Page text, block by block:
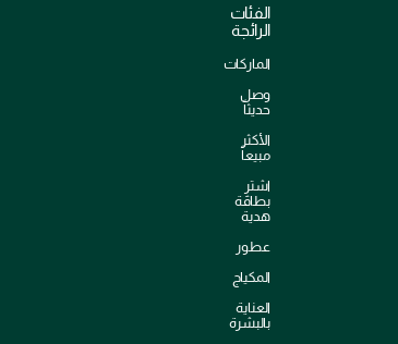
الفئات
الرائجة
الماركات
وصل
حديثاً
الأكثر
مبيعاً
اشترِ
بطاقة
هدية
عطور
المكياج
العناية
بالبشرة